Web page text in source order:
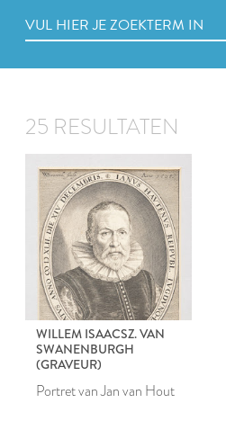
25 RESULTATEN
WILLEM ISAACSZ. VAN
SWANENBURGH
(GRAVEUR)
Portret van Jan van Hout